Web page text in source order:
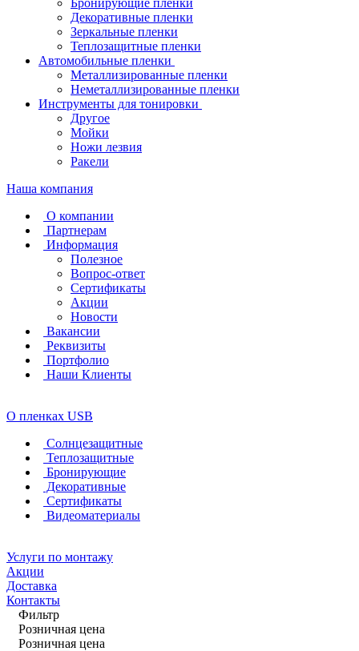
Бронирующие пленки
Декоративные пленки
Зеркальные пленки
Теплозащитные пленки
Автомобильные пленки
Металлизированные пленки
Неметаллизированные пленки
Инструменты для тонировки
Другое
Мойки
Ножи лезвия
Ракели
Наша компания
О компании
Партнерам
Информация
Полезное
Вопрос-ответ
Сертификаты
Акции
Новости
Вакансии
Реквизиты
Портфолио
Наши Клиенты
О пленках USB
Солнцезащитные
Теплозащитные
Бронирующие
Декоративные
Сертификаты
Видеоматериалы
Услуги по монтажу
Акции
Доставка
Контакты
Фильтр
Розничная цена
Розничная цена